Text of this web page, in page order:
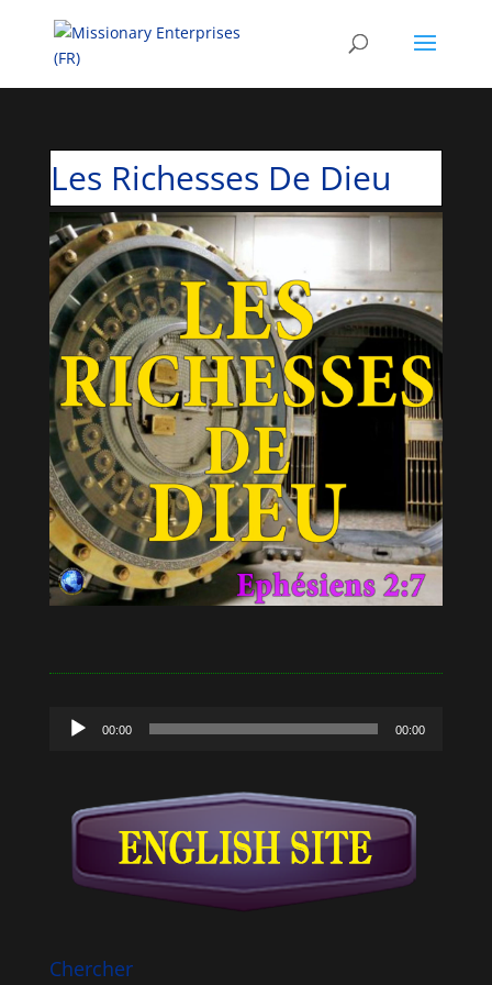
Les Richesses De Dieu
Lecteur
00:00 00:00
Chercher